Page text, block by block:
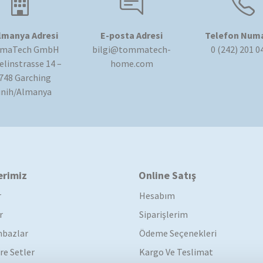
Adresi
GmbH
14 –
Garching
Almanya
E-posta Adresi
bilgi@tommatech-
home.com
Telefon
0 (242) 201
Setler
Online Satış
Hesabım
Siparişlerim
Ödeme Seçenekleri
Kargo Ve Teslimat